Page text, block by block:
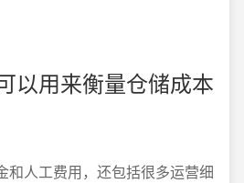
以用来衡量仓储成本
和人工费用，还包括很多运营细